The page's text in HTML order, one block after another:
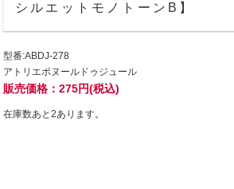
シルエットモノトーンB】
型番:ABDJ-278
アトリエボヌールドゥジュール
販売価格：275円(税込)
在庫数あと2あります。